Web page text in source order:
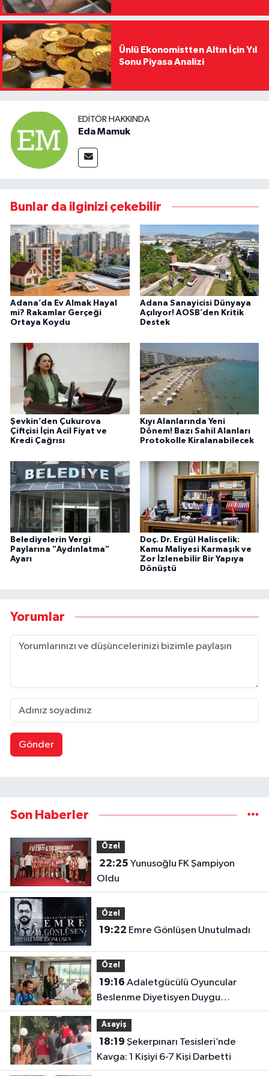
Ünlü Ekonomistten Altın İçin Yıl
Sonu Piyasa Analizi
EDITÖR HAKKINDA
Eda Mamuk
Bunlar da ilginizi çekebilir
Adana’da Ev Almak Hayal
mi? Rakamlar Gerçeği
Ortaya Koydu
Adana Sanayicisi Dünyaya
Açılıyor! AOSB’den Kritik
Destek
Şevkin’den Çukurova
Çiftçisi İçin Acil Fiyat ve
Kredi Çağrısı
Kıyı Alanlarında Yeni
Dönem! Bazı Sahil Alanları
Protokolle Kiralanabilecek
Belediyelerin Vergi
Paylarına "Aydınlatma"
Ayarı
Doç. Dr. Ergül Halisçelik:
Kamu Maliyesi Karmaşık ve
Zor İzlenebilir Bir Yapıya
Dönüştü
Yorumlar
Gönder
Son Haberler
Özel
22:25
Oldu
Özel
19:22 Emre Gönlüşen Unutulmadı
Özel
19:16
Beslenme Diyetisyen Duygu
Özbay’ın Kontrolünde
Asayiş
18:19
Kavga: 1 Kişiyi 6-7 Kişi Darbetti